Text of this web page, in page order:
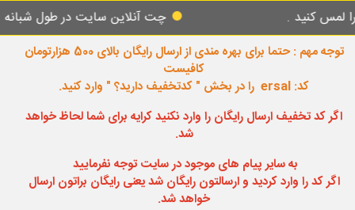
. چت آنلاین سایت در طول شبانه روز
توجه مهم : حتما برای بهره مندی از ارسال رایگان بالای 500 هزارتومان
کافیست
کد: ersal را در بخش " کدتخفیف دارید؟ " وارد کنید.
اگر کد تخفیف ارسال رایگان را وارد نکنید کرایه برای شما لحاظ خواهد
شد.
به سایر پیام های موجود در سایت توجه نفرمایید
اگر کد را وارد کردید و ارسالتون رایگان شد یعنی رایگان براتون ارسال
خواهد شد.